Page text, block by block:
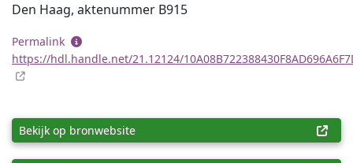
Den Haag, aktenummer B915
Permalink
https://hdl.handle.net/21.12124/
Bekijk op bronwebsite